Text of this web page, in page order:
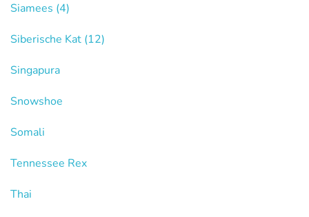
Siamees (4)
Siberische Kat (12)
Singapura
Snowshoe
Somali
Tennessee Rex
Thai